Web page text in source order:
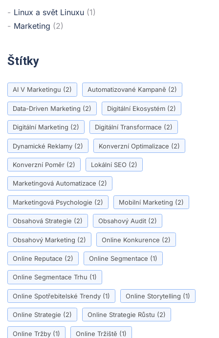
Linux a svět Linuxu (1)
Marketing (2)
Štítky
AI V Marketingu (2) Automatizované Kampaně (2)
Data-Driven Marketing (2) Digitální Ekosystém (2)
Digitální Marketing (2) Digitální Transformace (2)
Dynamické Reklamy (2) Konverzní Optimalizace (2)
Konverzní Poměr (2) Lokální SEO (2)
Marketingová Automatizace (2)
Marketingová Psychologie (2) Mobilní Marketing (2)
Obsahová Strategie (2) Obsahový Audit (2)
Obsahový Marketing (2) Online Konkurence (2)
Online Reputace (2) Online Segmentace (1)
Online Segmentace Trhu (1)
Online Spotřebitelské Trendy (1) Online Storytelling (1)
Online Strategie (2) Online Strategie Růstu (2)
Online Tržby (1) Online Tržiště (1)